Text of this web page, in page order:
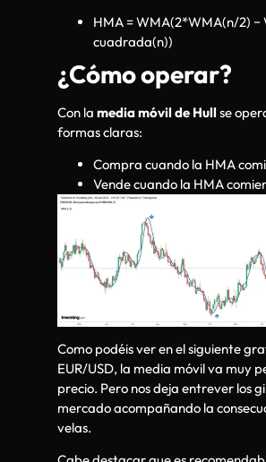
HMA = WMA(2*WMA(n/2) −
cuadrada(n))
¿Cómo operar?
Con la media móvil de Hullse
formas claras:
Compra cuando la HMA
Vende cuando la HMA
Como podéis ver en el siguiente
EUR/USD, la media móvil va muy
precio. Pero nos deja entrever los
mercado acompañando la
velas.